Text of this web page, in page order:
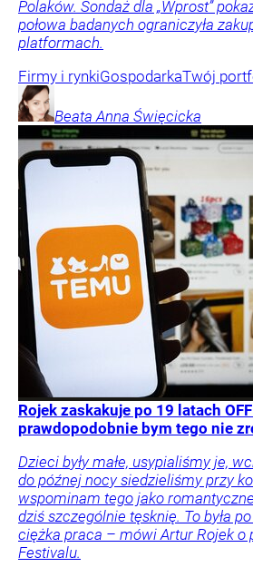
Polaków. Sondaż dla „Wprost”
połowa badanych ograniczyła
platformach.
Firmy i rynkiGospodarkaTwój
Beata Anna Święcicka
Rojek zaskakuje po 19 latach
prawdopodobnie bym tego nie
Dzieci były małe, usypialiśmy je,
do późnej nocy siedzieliśmy przy
wspominam tego jako
dziś szczególnie tęsknię. To była
ciężka praca – mówi Artur Rojek o
Festivalu.